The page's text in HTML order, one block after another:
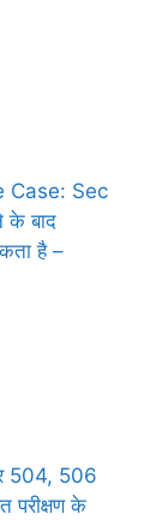
Case: Sec
के बाद
है –
504, 506
के